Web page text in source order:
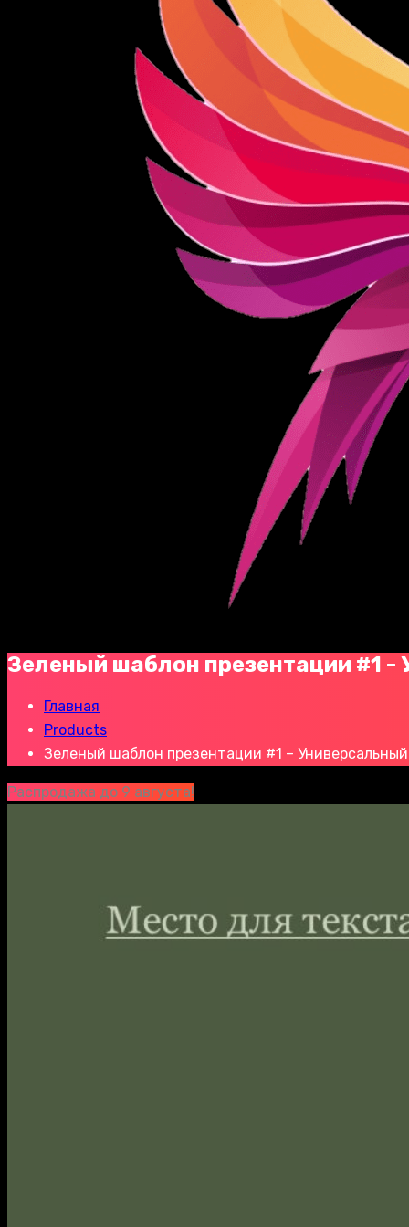
Зеленый шаблон презентации #1 -
Главная
Products
Зеленый шаблон презентации #1 – Универсальный
Распродажа до 9 августа!